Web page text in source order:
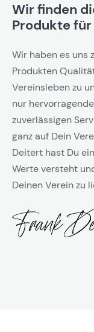
Wir finden
Produkte für
Wir haben es uns
Produkten
Vereinsleben zu
nur
zuverlässigen
ganz auf Dein
Deitert hast Du
Werte versteht
Deinen Verein zu